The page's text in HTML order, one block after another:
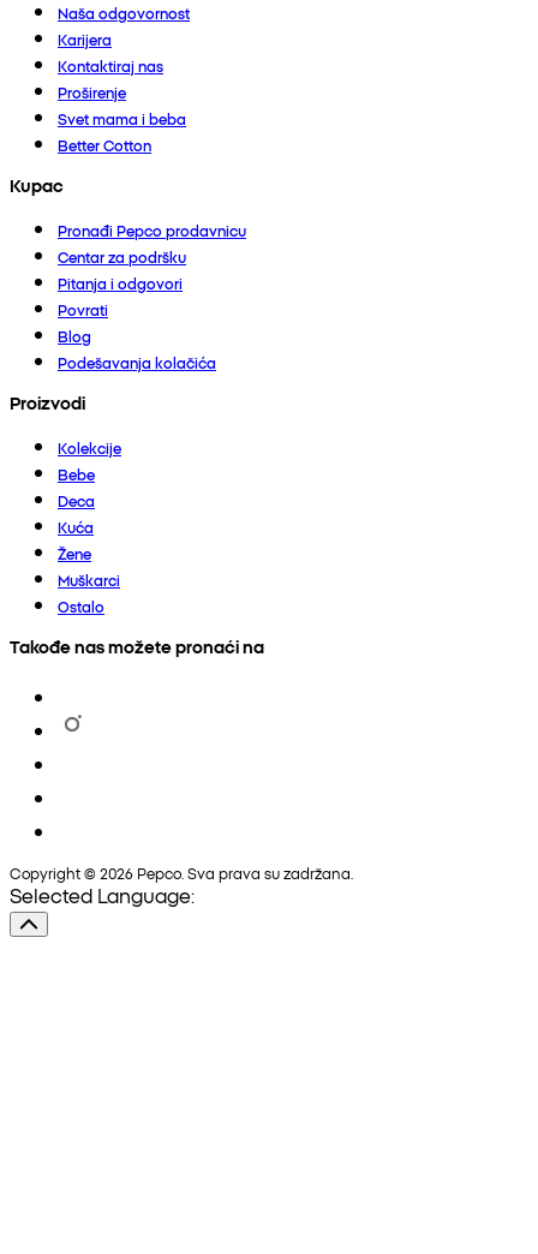
Naša odgovornost
Karijera
Kontaktiraj nas
Proširenje
Svet mama i beba
Better Cotton
Kupac
Pronađi Pepco prodavnicu
Centar za podršku
Pitanja i odgovori
Povrati
Blog
Podešavanja kolačića
Proizvodi
Kolekcije
Bebe
Deca
Kuća
Žene
Muškarci
Ostalo
Takođe nas možete pronaći na
Copyright © 2026 Pepco. Sva prava su zadržana.
Selected Language: